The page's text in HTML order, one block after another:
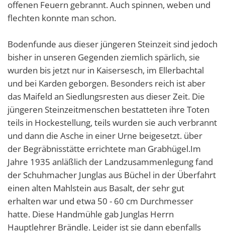
offenen Feuern gebrannt. Auch spinnen, weben und
flechten konnte man schon.
Bodenfunde aus dieser jüngeren Steinzeit sind jedoch
bisher in unseren Gegenden ziemlich spärlich, sie
wurden bis jetzt nur in Kaisersesch, im Ellerbachtal
und bei Karden geborgen. Besonders reich ist aber
das Maifeld an Siedlungsresten aus dieser Zeit. Die
jüngeren Steinzeitmenschen bestatteten ihre Toten
teils in Hockestellung, teils wurden sie auch verbrannt
und dann die Asche in einer Urne beigesetzt. über
der Begräbnisstätte errichtete man Grabhügel.Im
Jahre 1935 anläßlich der Landzusammenlegung fand
der Schuhmacher Junglas aus Büchel in der Überfahrt
einen alten Mahlstein aus Basalt, der sehr gut
erhalten war und etwa 50 - 60 cm Durchmesser
hatte. Diese Handmühle gab Junglas Herrn
Hauptlehrer Brändle. Leider ist sie dann ebenfalls